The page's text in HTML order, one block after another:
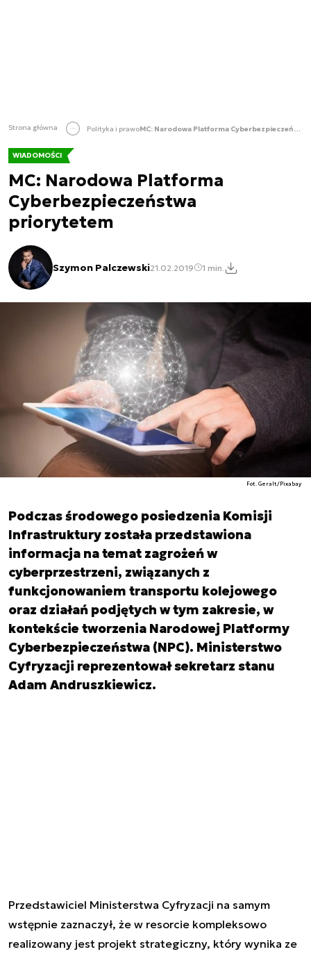
Strona główna Polityka i prawo MC: Narodowa Platforma Cyberbezpieczeństwa priorytetem
WIADOMOŚCI
MC: Narodowa Platforma
Cyberbezpieczeństwa
priorytetem
Szymon Palczewski21.02.2019 1 min.
Fot. Geralt/Pixabay
Podczas środowego posiedzenia Komisji
Infrastruktury została przedstawiona
informacja na temat zagrożeń w
cyberprzestrzeni, związanych z
funkcjonowaniem transportu kolejowego
oraz działań podjętych w tym zakresie, w
kontekście tworzenia Narodowej Platformy
Cyberbezpieczeństwa (NPC). Ministerstwo
Cyfryzacji reprezentował sekretarz stanu
Adam Andruszkiewicz.
Przedstawiciel Ministerstwa Cyfryzacji na samym
wstępnie zaznaczył, że w resorcie kompleksowo
realizowany jest projekt strategiczny, który wynika ze